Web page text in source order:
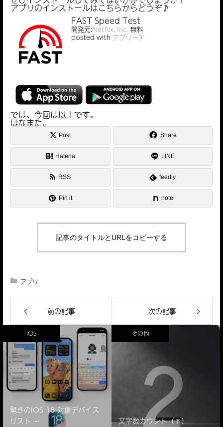
アプリのインストールはこちらからどうぞ♪
FAST Speed Test
開発元:Netflix, Inc. 無料
posted with アプリーチ
では、今回は以上です。
ほなまた。
Post Share
Hatena LINE
RSS feedly
Pin it note
記事のタイトルとURLをコピーする
アプリ
前の記事 次の記事
iOS
驚きのiOS 18 対象デバイス
リスト ̵…
その他
文字数カウント（γ）
スピードテストアプリ
超シンプル